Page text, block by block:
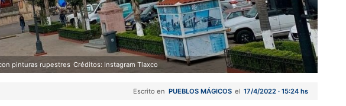
pinturas rupestres Créditos: Instagram Tlaxco
Escrito en PUEBLOS MÁGICOS el 17/4/2022 · 15:24 hs